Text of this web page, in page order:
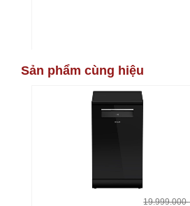
Sản phẩm cùng hiệu
19.999.000